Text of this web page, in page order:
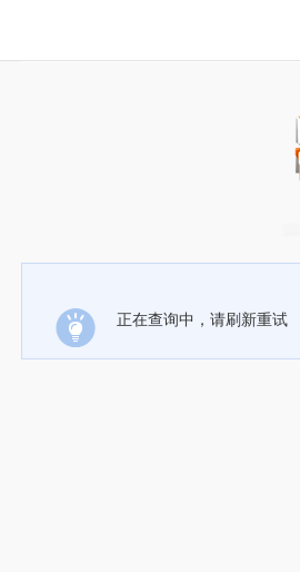
正在查询中，请刷新重试